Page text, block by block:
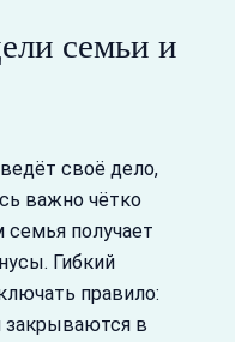
семьи и
своё дело,
важно чётко
получает
Гибкий
правило:
закрываются в